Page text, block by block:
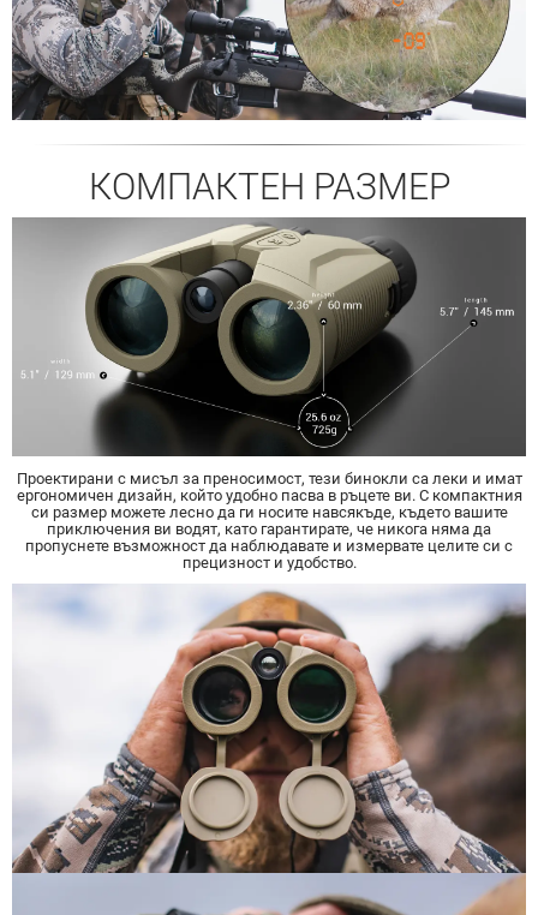
КОМПАКТЕН РАЗМЕР
Проектирани с мисъл за преносимост, тези бинокли са леки и имат
ергономичен дизайн, който удобно пасва в ръцете ви. С компактния
си размер можете лесно да ги носите навсякъде, където вашите
приключения ви водят, като гарантирате, че никога няма да
пропуснете възможност да наблюдавате и измервате целите си с
прецизност и удобство.